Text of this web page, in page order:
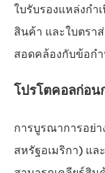
ใบรับรองแหล่งกำ
สินค้า และใบตรา
สอดคล้องกับข้อก
โปรโตคอลก่อน
การบูรณาการอย่า
สหรัฐอเมริกา) แล